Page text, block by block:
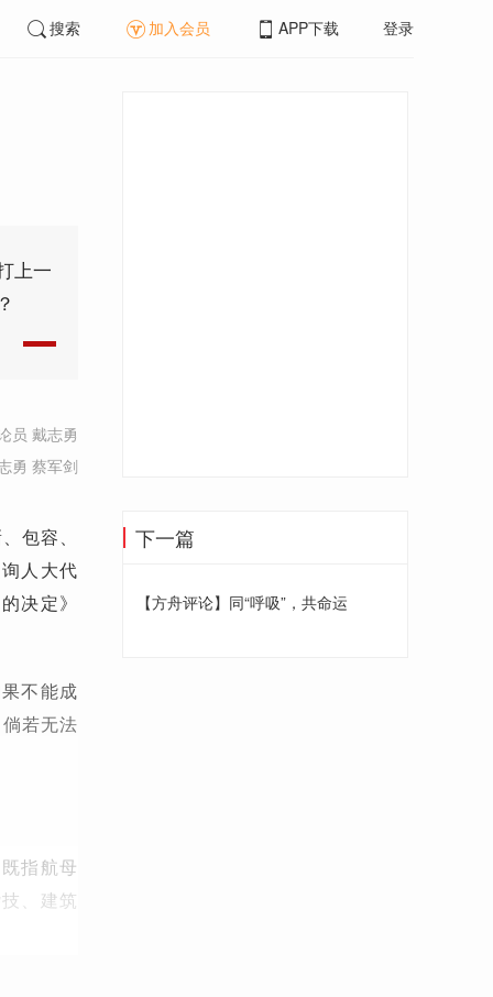
搜索 加入会员 APP下载 登录
上一
员 戴志勇
勇 蔡军剑
包容、
人大代
决定》
不能成
若无法
指航母
、建筑
下一篇
【方舟评论】同“呼吸”，共命运